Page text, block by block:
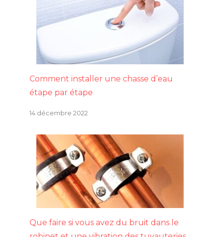
Comment installer une chasse d’eau
étape par étape
14 décembre 2022
Que faire si vous avez du bruit dans le